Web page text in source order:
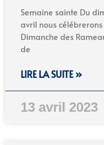
Semaine sainte Du
avril nous
Dimanche des
de
LIRE LA SUITE »
13 avril 2023